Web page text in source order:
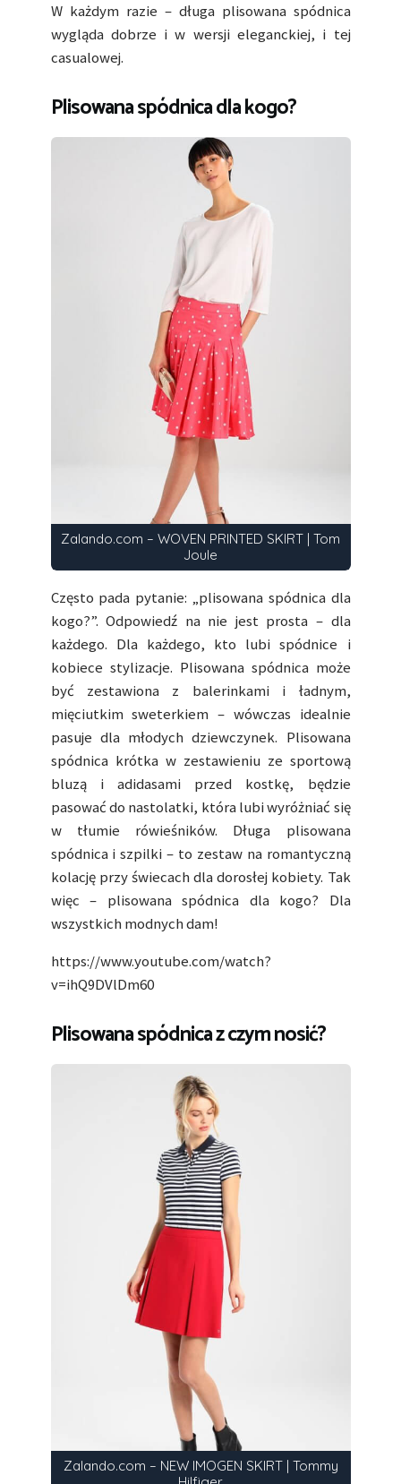
W każdym razie – długa plisowana spódnica
wygląda dobrze i w wersji eleganckiej, i tej
casualowej.
Plisowana spódnica dla kogo?
Zalando.com – WOVEN PRINTED SKIRT | Tom
Joule
Często pada pytanie: „plisowana spódnica dla
kogo?”. Odpowiedź na nie jest prosta – dla
każdego. Dla każdego, kto lubi spódnice i
kobiece stylizacje. Plisowana spódnica może
być zestawiona z balerinkami i ładnym,
mięciutkim sweterkiem – wówczas idealnie
pasuje dla młodych dziewczynek. Plisowana
spódnica krótka w zestawieniu ze sportową
bluzą i adidasami przed kostkę, będzie
pasować do nastolatki, która lubi wyróżniać się
w tłumie rówieśników. Długa plisowana
spódnica i szpilki – to zestaw na romantyczną
kolację przy świecach dla dorosłej kobiety. Tak
więc – plisowana spódnica dla kogo? Dla
wszystkich modnych dam!
https://www.youtube.com/watch?
v=ihQ9DVlDm60
Plisowana spódnica z czym nosić?
Zalando.com – NEW IMOGEN SKIRT | Tommy